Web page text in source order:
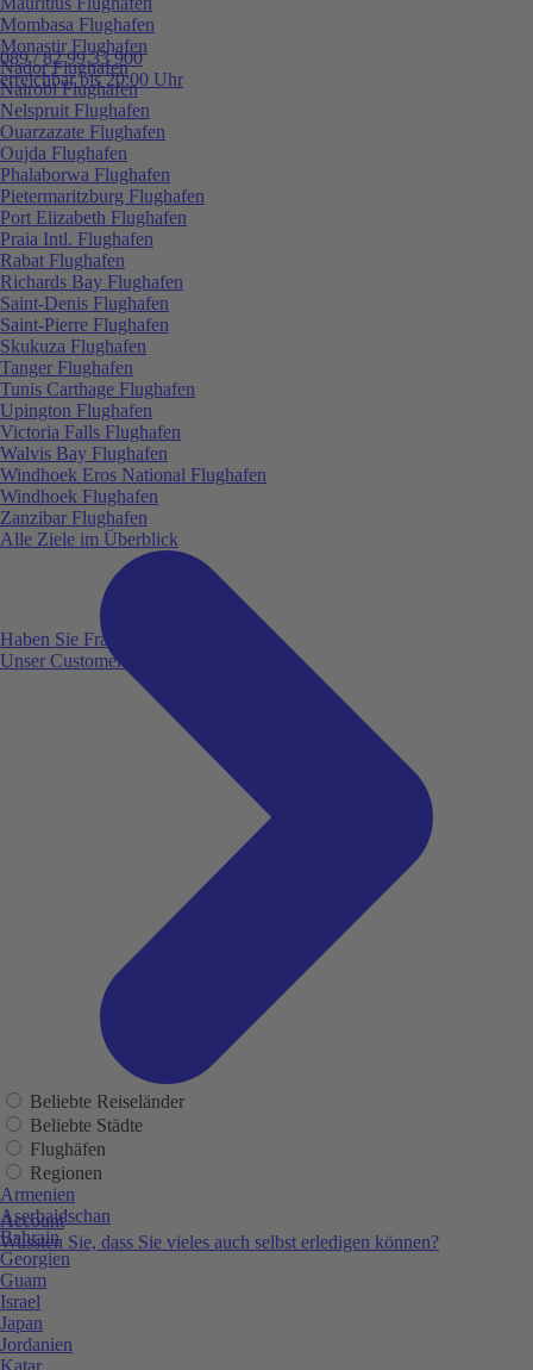
089 / 82 99 33 900
erreichbar bis 20:00 Uhr
Haben Sie Fragen?
Unser Customer Service ist für Sie da!
Account
Wussten Sie, dass Sie vieles auch selbst erledigen können?
Mombasa Flughafen
Monastir Flughafen
Nador Flughafen
Nairobi Flughafen
Nelspruit Flughafen
Ouarzazate Flughafen
Oujda Flughafen
Phalaborwa Flughafen
Pietermaritzburg Flughafen
Port Elizabeth Flughafen
Praia Intl. Flughafen
Rabat Flughafen
Richards Bay Flughafen
Saint-Denis Flughafen
Saint-Pierre Flughafen
Skukuza Flughafen
Tanger Flughafen
Tunis Carthage Flughafen
Upington Flughafen
Victoria Falls Flughafen
Walvis Bay Flughafen
Windhoek Eros National Flughafen
Windhoek Flughafen
Zanzibar Flughafen
Alle Ziele im Überblick
Beliebte Reiseländer
Beliebte Städte
Flughäfen
Regionen
Armenien
Aserbaidschan
Bahrain
Georgien
Guam
Israel
Japan
Jordanien
Katar